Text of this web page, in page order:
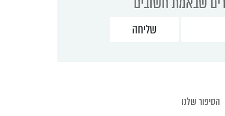
הסיפור שלנו